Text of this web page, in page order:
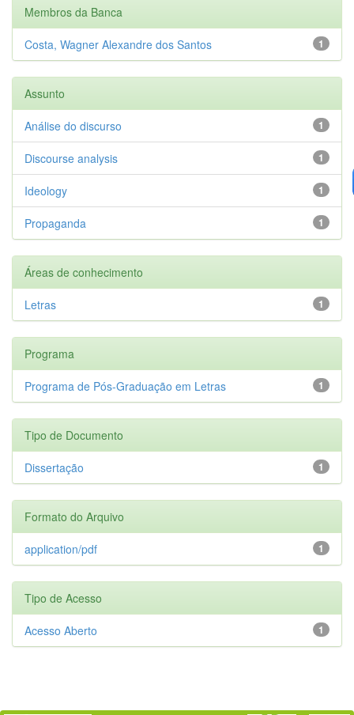
Membros da Banca
1
Costa, Wagner Alexandre dos Santos
Assunto
1
Análise do discurso
1
Discourse analysis
1
Ideology
1
Propaganda
Áreas de conhecimento
1
Letras
Programa
1
Programa de Pós-Graduação em Letras
Tipo de Documento
1
Dissertação
Formato do Arquivo
1
application/pdf
Tipo de Acesso
1
Acesso Aberto